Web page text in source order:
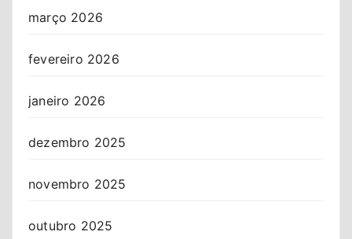
março 2026
fevereiro 2026
janeiro 2026
dezembro 2025
novembro 2025
outubro 2025